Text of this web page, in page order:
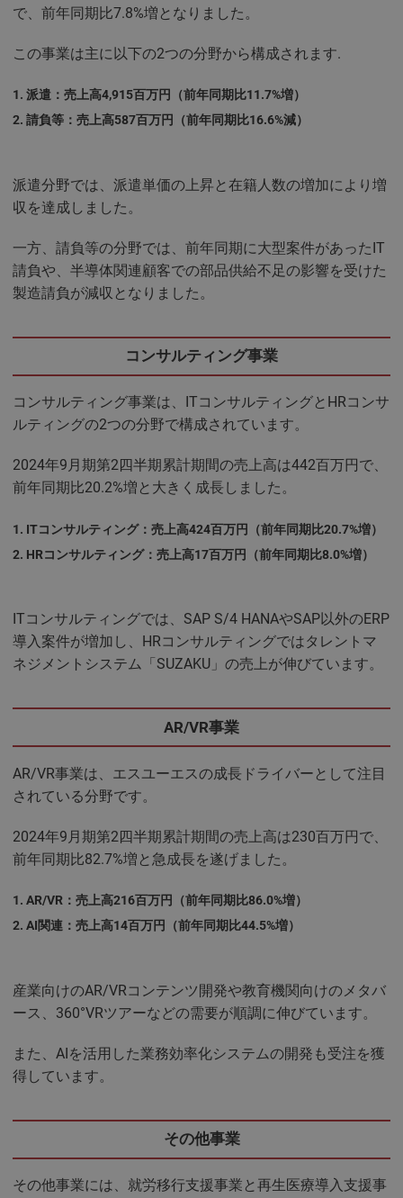
で、前年同期比7.8%増となりました。
この事業は主に以下の2つの分野から構成されます.
派遣：売上高4,915百万円（前年同期比11.7%増）
請負等：売上高587百万円（前年同期比16.6%減）
派遣分野では、派遣単価の上昇と在籍人数の増加により増
収を達成しました。
一方、請負等の分野では、前年同期に大型案件があったIT
請負や、半導体関連顧客での部品供給不足の影響を受けた
製造請負が減収となりました。
コンサルティング事業
コンサルティング事業は、ITコンサルティングとHRコンサ
ルティングの2つの分野で構成されています。
2024年9月期第2四半期累計期間の売上高は442百万円で、
前年同期比20.2%増と大きく成長しました。
ITコンサルティング：売上高424百万円（前年同期比20.7%増）
HRコンサルティング：売上高17百万円（前年同期比8.0%増）
ITコンサルティングでは、SAP S/4 HANAやSAP以外のERP
導入案件が増加し、HRコンサルティングではタレントマ
ネジメントシステム「SUZAKU」の売上が伸びています。
AR/VR事業
AR/VR事業は、エスユーエスの成長ドライバーとして注目
されている分野です。
2024年9月期第2四半期累計期間の売上高は230百万円で、
前年同期比82.7%増と急成長を遂げました。
AR/VR：売上高216百万円（前年同期比86.0%増）
AI関連：売上高14百万円（前年同期比44.5%増）
産業向けのAR/VRコンテンツ開発や教育機関向けのメタバ
ース、360°VRツアーなどの需要が順調に伸びています。
また、AIを活用した業務効率化システムの開発も受注を獲
得しています。
その他事業
その他事業には、就労移行支援事業と再生医療導入支援事